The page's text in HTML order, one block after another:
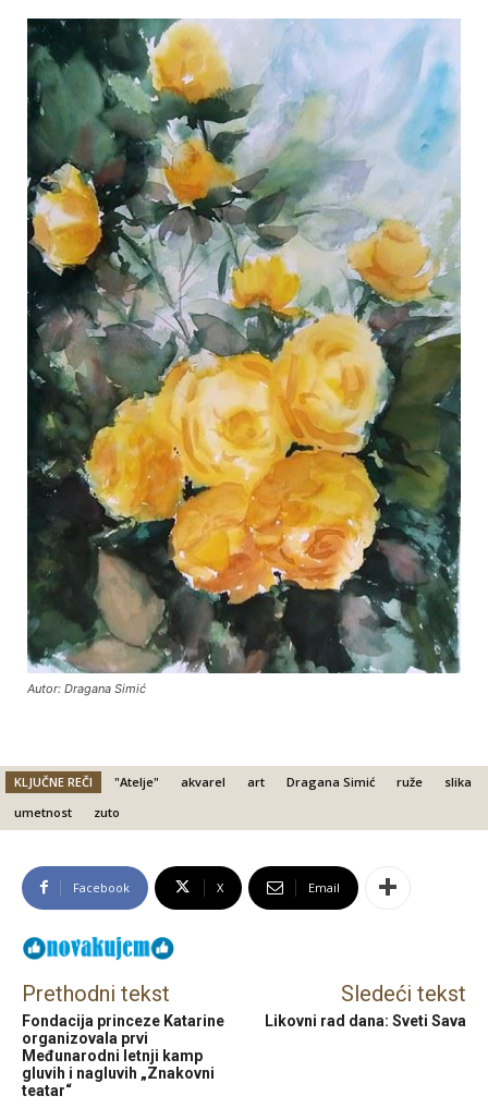
Autor: Dragana Simić
KLJUČNE REČI "Atelje" akvarel art Dragana Simić ruže
slika
umetnost
zuto
Facebook X Email
Prethodni tekst
Fondacija princeze Katarine
organizovala prvi
Međunarodni letnji kamp
gluvih i nagluvih „Znakovni
teatar“
Sledeći tekst
Likovni rad dana: Sveti Sava